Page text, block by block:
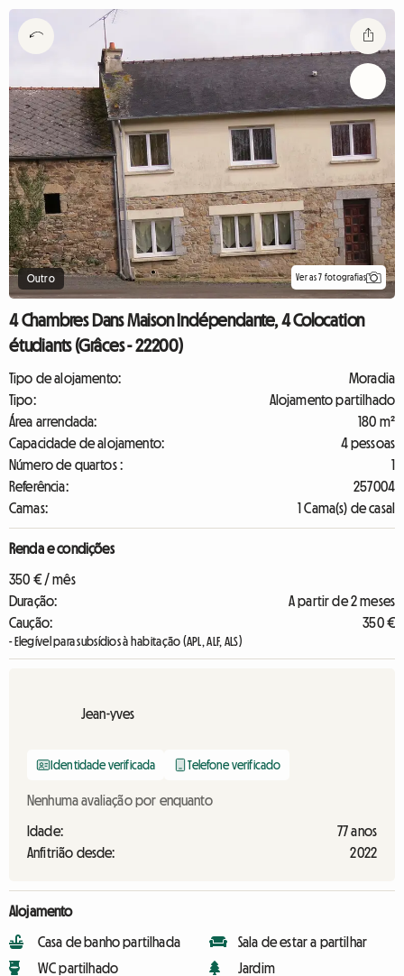
Outro Ver as 7 fotografias
4 Chambres Dans Maison Indépendante, 4 Colocation
étudiants (Grâces - 22200)
Tipo de alojamento:
Moradia
Tipo:
Alojamento partilhado
Área arrendada:
180 m²
Capacidade de alojamento:
4 pessoas
Número de quartos :
1
Referência:
257004
Camas:
1 Cama(s) de casal
Renda e condições
350 € / mês
Duração:
A partir de 2 meses
Caução:
350 €
- Elegível para subsídios à habitação (APL, ALF, ALS)
Jean-yves
Identidade verificada Telefone verificado
Nenhuma avaliação por enquanto
Idade:
77 anos
Anfitrião desde:
2022
Alojamento
Casa de banho partilhada
WC partilhado
Sala de estar a partilhar
Jardim